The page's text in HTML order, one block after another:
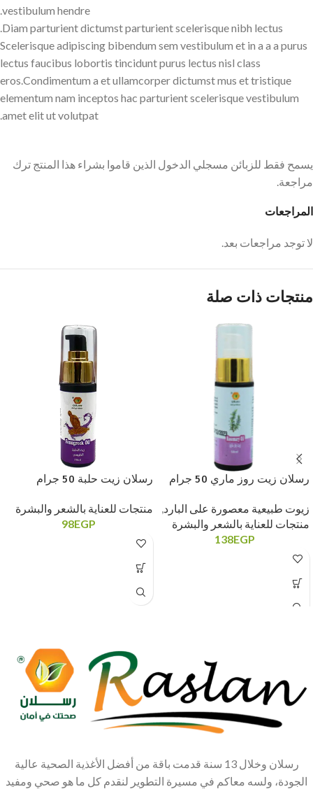
vestibulum hendre.
Diam parturient dictumst parturient scelerisque nibh lectus.
Scelerisque adipiscing bibendum sem vestibulum et in a a a purus
lectus faucibus lobortis tincidunt purus lectus nisl class
eros.Condimentum a et ullamcorper dictumst mus et tristique
elementum nam inceptos hac parturient scelerisque vestibulum
amet elit ut volutpat.
المراجعات
لا توجد مراجعات بعد.
يسمح فقط للزبائن مسجلي الدخول الذين قاموا بشراء هذا المنتج ترك
مراجعة.
منتجات ذات صلة
رسلان زيت روز ماري 50 جرام
زيوت طبيعية معصورة على البارد
منتجات للعناية بالشعر والبشرة
138EGP
رسلان زيت حلبة 50 جرام
منتجات للعناية بالشعر والبشرة
98EGP
رسلان وخلال 13 سنة قدمت باقة من أفضل الأغذية الصحية عالية
الجودة، ولسه معاكم في مسيرة التطوير لنقدم كل ما هو صحي ومفيد